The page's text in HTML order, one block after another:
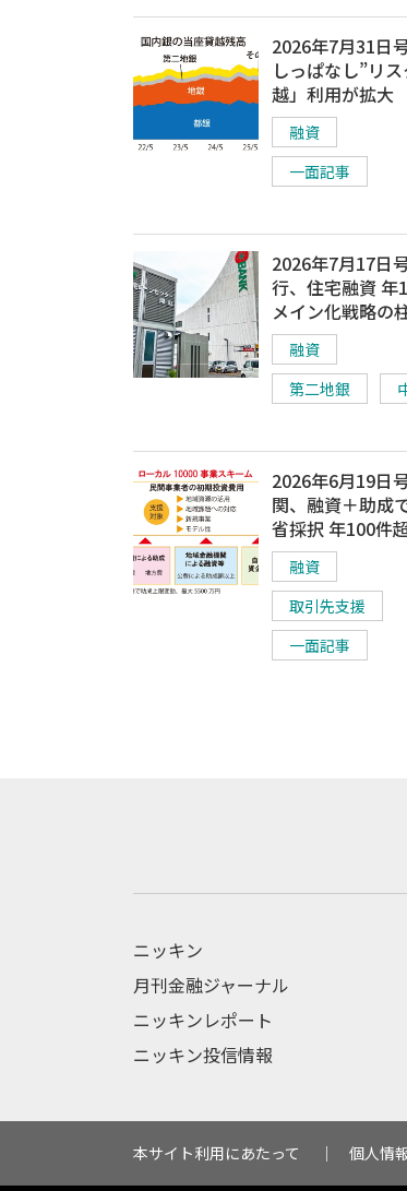
2026年7月31日
しっぱなし”リ
越」利用が拡大
融資
一面記事
2026年7月17日
行、住宅融資 年
メイン化戦略の
融資
第二地銀
2026年6月19日
関、融資＋助成
省採択 年100件
融資
取引先支援
一面記事
ニッキン
月刊金融ジャーナル
ニッキンレポート
ニッキン投信情報
本サイト利用にあたって 個人情